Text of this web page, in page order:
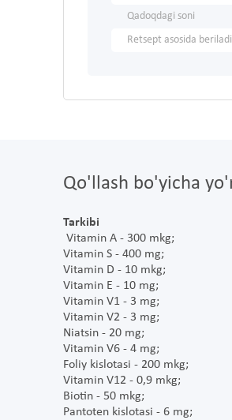
Qadoqdagi soni
Retsept asosida beriladi
Qo'llash bo'yicha
Tarkibi
Vitamin A - 300 mkg;
Vitamin S - 400 mg;
Vitamin D - 10 mkg;
Vitamin E - 10 mg;
Vitamin V1 - 3 mg;
Vitamin V2 - 3 mg;
Niatsin - 20 mg;
Vitamin V6 - 4 mg;
Foliy kislotasi - 200 mkg;
Vitamin V12 - 0,9 mkg;
Biotin - 50 mkg;
Pantoten kislotasi - 6 mg;